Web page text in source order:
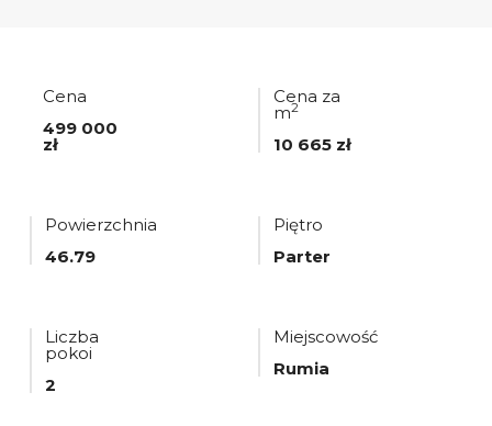
Cena
499 000
zł
Cena za
m2
10 665 zł
Powierzchnia
46.79
Piętro
Parter
Liczba
pokoi
2
Miejscowość
Rumia